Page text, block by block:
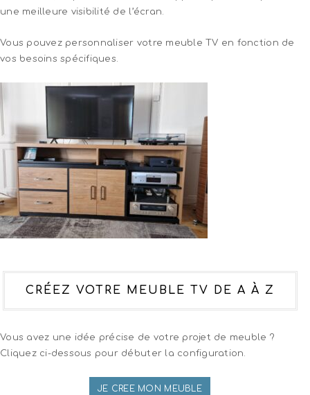
une meilleure visibilité de l’écran.
Vous pouvez personnaliser votre meuble TV en fonction de
vos besoins spécifiques.
CRÉEZ VOTRE MEUBLE TV DE A À Z
Vous avez une idée précise de votre projet de meuble ?
Cliquez ci-dessous pour débuter la configuration.
JE CREE MON MEUBLE